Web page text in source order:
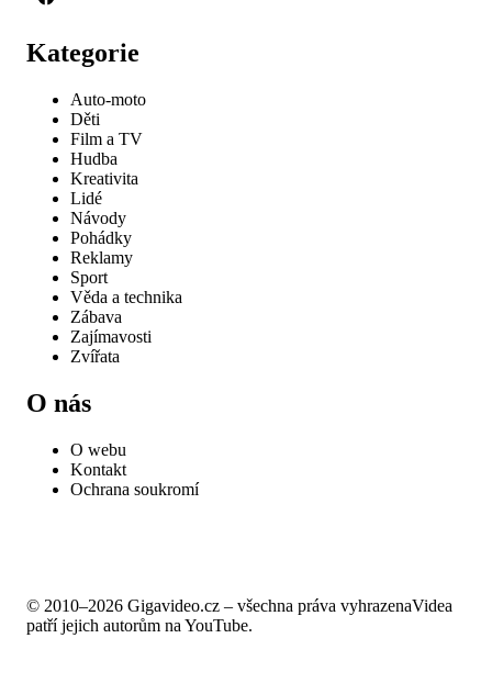
Kategorie
Auto-moto
Děti
Film a TV
Hudba
Kreativita
Lidé
Návody
Pohádky
Reklamy
Sport
Věda a technika
Zábava
Zajímavosti
Zvířata
O nás
O webu
Kontakt
Ochrana soukromí
© 2010–2026 Gigavideo.cz – všechna práva vyhrazenaVidea
patří jejich autorům na YouTube.